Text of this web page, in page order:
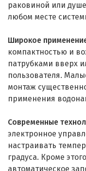
раковиной или
любом месте
Широкое
компактностью и
патрубками вверх
пользователя.
монтаж
применения
Современные
электронное
настраивать
градуса. Кроме
автоматическое